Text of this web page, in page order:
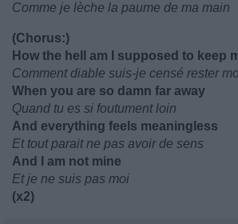
Comme je lèche la paume de ma main
(Chorus:)
How the hell am I supposed to keep
Comment diable suis-je censé rester
When you are so damn far away
Quand tu es si foutument loin
And everything feels meaningless
Et tout parait ne pas avoir de sens
And I am not mine
Et je ne suis pas moi
(x2)